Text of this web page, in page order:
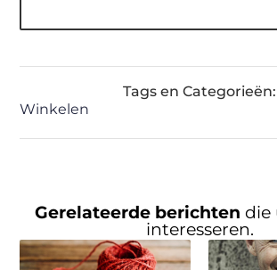
Tags en Categorieën:
Winkelen
Gerelateerde berichten die
interesseren.